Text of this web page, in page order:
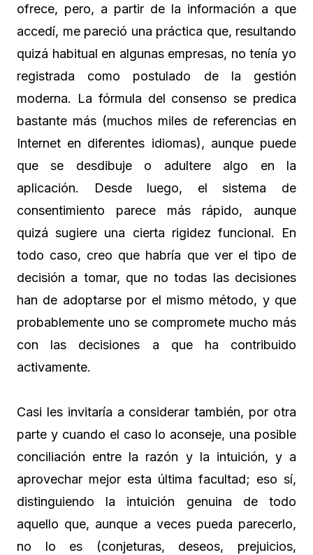
ofrece, pero, a partir de la información a que
accedí, me pareció una práctica que, resultando
quizá habitual en algunas empresas, no tenía yo
registrada como postulado de la gestión
moderna. La fórmula del consenso se predica
bastante más (muchos miles de referencias en
Internet en diferentes idiomas), aunque puede
que se desdibuje o adultere algo en la
aplicación. Desde luego, el sistema de
consentimiento parece más rápido, aunque
quizá sugiere una cierta rigidez funcional. En
todo caso, creo que habría que ver el tipo de
decisión a tomar, que no todas las decisiones
han de adoptarse por el mismo método, y que
probablemente uno se compromete mucho más
con las decisiones a que ha contribuido
activamente.
Casi les invitaría a considerar también, por otra
parte y cuando el caso lo aconseje, una posible
conciliación entre la razón y la intuición, y a
aprovechar mejor esta última facultad; eso sí,
distinguiendo la intuición genuina de todo
aquello que, aunque a veces pueda parecerlo,
no lo es (conjeturas, deseos, prejuicios,